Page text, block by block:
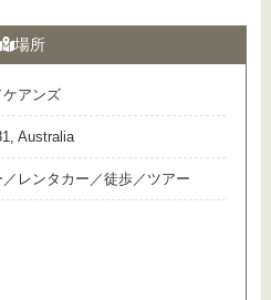
場所
アンズ
Australia
レンタカー／徒歩／ツアー